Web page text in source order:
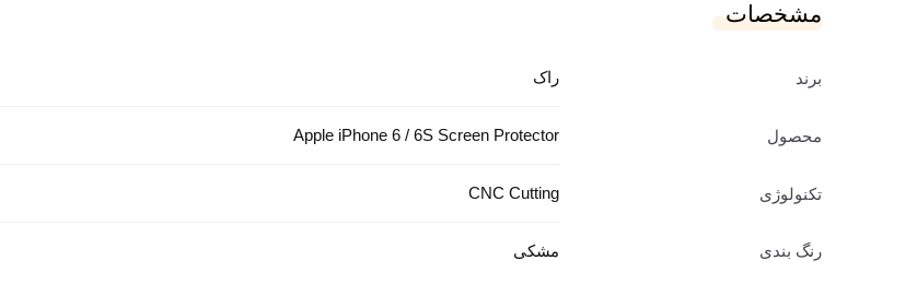
مشخصات
برند راک
محصول Apple iPhone 6 / 6S Screen Protector
تکنولوژی CNC Cutting
رنگ بندی مشکی